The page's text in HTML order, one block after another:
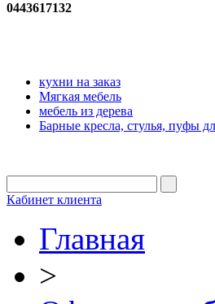
0443617132
кухни на заказ
Мягкая мебель
мебель из дерева
Барные кресла, стулья, пуфы
Кабинет клиента
Главная
>